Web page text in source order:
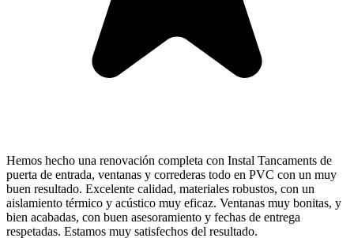
Hemos hecho una renovación completa con Instal Tancaments de
puerta de entrada, ventanas y correderas todo en PVC con un muy
buen resultado. Excelente calidad, materiales robustos, con un
aislamiento térmico y acústico muy eficaz. Ventanas muy bonitas, y
bien acabadas, con buen asesoramiento y fechas de entrega
respetadas. Estamos muy satisfechos del resultado.